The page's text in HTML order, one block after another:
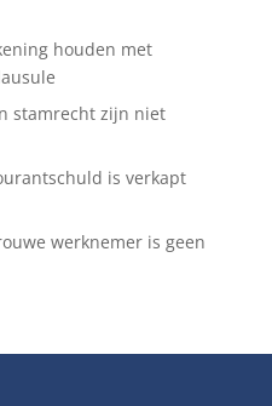
houden met
stamrecht zijn niet
is verkapt
werknemer is geen